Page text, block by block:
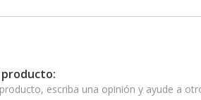
producto:
escriba una opinión y ayude a